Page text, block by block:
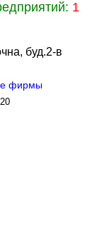
1
буд.2-в
фирмы